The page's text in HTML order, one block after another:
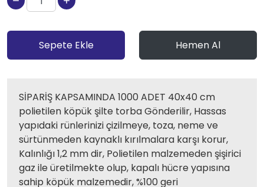
Sepete Ekle Hemen Al
SİPARİŞ KAPSAMINDA 1000 ADET 40x40 cm
polietilen köpük şilte torba Gönderilir, Hassas
yapıdaki rünlerinizi çizilmeye, toza, neme ve
sürtünmeden kaynaklı kırılmalara karşı korur,
Kalınlığı 1,2 mm dir, Polietilen malzemeden şişirici
gaz ile üretilmekte olup, kapalı hücre yapısına
sahip köpük malzemedir, %100 geri